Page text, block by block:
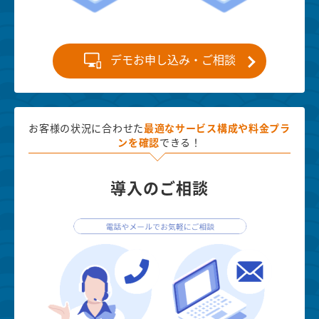
デモお申し込み・ご相談
お客様の状況に合わせた最適なサービス構成や料金プラ
ンを確認 できる！
導入のご相談